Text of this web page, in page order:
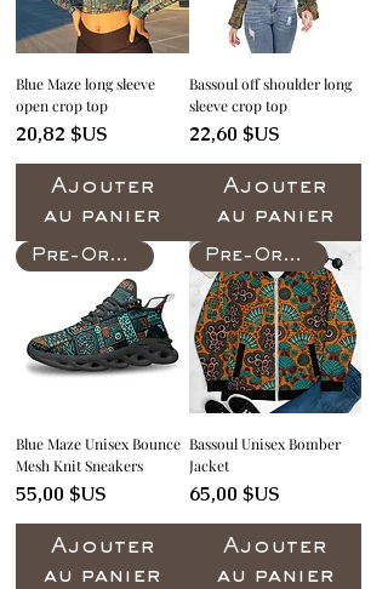
Blue Maze long sleeve
open crop top
Prix
20,82 $US
Ajouter
au panier
Bassoul off shoulder long
sleeve crop top
Prix
22,60 $US
Ajouter
au panier
Pre-Order
Blue Maze Unisex Bounce
Mesh Knit Sneakers
Prix
55,00 $US
Ajouter
au panier
Pre-Order
Bassoul Unisex Bomber
Jacket
Prix
65,00 $US
Ajouter
au panier